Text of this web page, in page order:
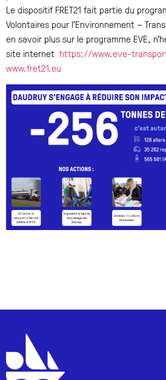
Le dispositif FRET21 fait partie du
Volontaires pour l’Environnement –
en savoir plus sur le programme EVE,
site internet https://www.eve-
www.fret21.eu